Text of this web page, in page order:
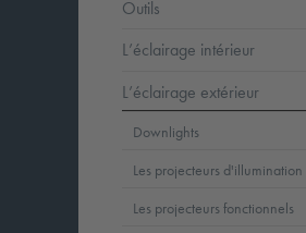
Outils
L’éclairage intérieur
L’éclairage extérieur
Downlights
Les projecteurs d'illumination
Les projecteurs fonctionnels